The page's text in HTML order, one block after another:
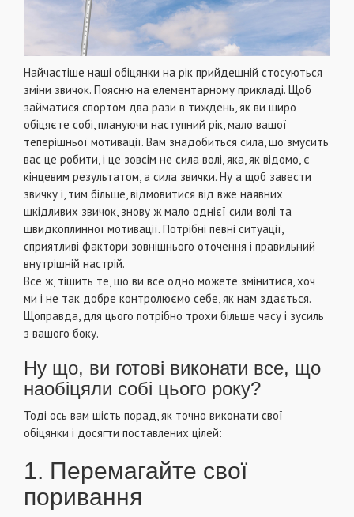
Найчастіше наші обіцянки на рік прийдешній стосуються
зміни звичок. Поясню на елементарному прикладі. Щоб
займатися спортом два рази в тиждень, як ви щиро
обіцяєте собі, плануючи наступний рік, мало вашої
теперішньої мотивації. Вам знадобиться сила, що змусить
вас це робити, і це зовсім не сила волі, яка, як відомо, є
кінцевим результатом, а сила звички. Ну а щоб завести
звичку і, тим більше, відмовитися від вже наявних
шкідливих звичок, знову ж мало однієї сили волі та
швидкоплинної мотивації. Потрібні певні ситуації,
сприятливі фактори зовнішнього оточення і правильний
внутрішній настрій.
Все ж, тішить те, що ви все одно можете змінитися, хоч
ми і не так добре контролюємо себе, як нам здається.
Щоправда, для цього потрібно трохи більше часу і зусиль
з вашого боку.
Ну що, ви готові виконати все, що
наобіцяли собі цього року?
Тоді ось вам шість порад, як точно виконати свої
обіцянки і досягти поставлених цілей:
1. Перемагайте свої
поривання